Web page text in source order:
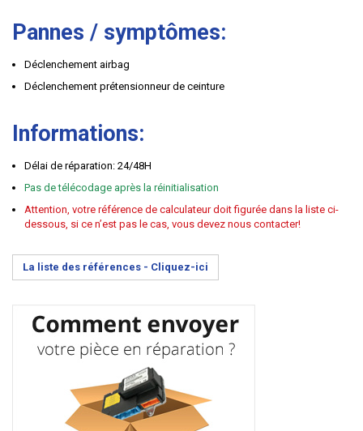
Pannes / symptômes:
Déclenchement airbag
Déclenchement prétensionneur de ceinture
Informations:
Délai de réparation: 24/48H
Pas de télécodage après la réinitialisation
Attention, votre référence de calculateur doit figurée dans la liste ci-
dessous, si ce n’est pas le cas, vous devez nous contacter!
La liste des références - Cliquez-ici